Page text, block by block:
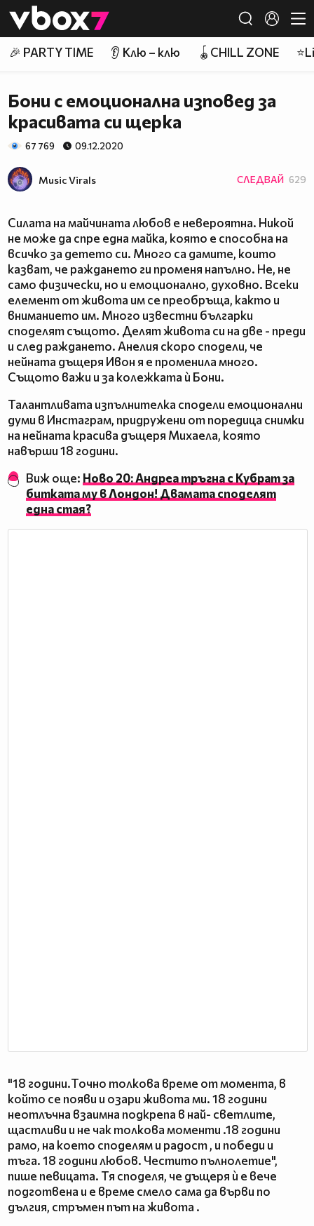
👾
🎉 PARTY TIME 👂 Клю – клю 🪀CHILL ZONE
Бони с емоционална изповед за
красивата си щерка
67 769 09.12.2020
Music Virals СЛЕДВАЙ 629
Силата на майчината любов е невероятна. Никой
не може да спре една майка, която е способна на
всичко за детето си. Много са дамите, които
казват, че раждането ги променя напълно. Не, не
само физически, но и емоционално, духовно. Всеки
елемент от живота им се преобръща, както и
вниманието им. Много известни българки
споделят същото. Делят живота си на две - преди
и след раждането. Анелия скоро сподели, че
нейната дъщеря Ивон я е променила много.
Същото важи и за колежката ѝ Бони.
Талантливата изпълнителка сподели емоционални
думи в Инстаграм, придружени от поредица снимки
на нейната красива дъщеря Михаела, която
навърши 18 години.
Виж още: Ново 20: Андреа тръгна с Кубрат за
битката му в Лондон! Двамата споделят
една стая?
"18 години.Точно толкова време от момента, в
който се появи и озари живота ми. 18 години
неотлъчна взаимна подкрепа в най- светлите,
щастливи и не чак толкова моменти .18 години
рамо, на което споделям и радост , и победи и
тъга. 18 години любов. Честито пълнолетие",
пише певицата. Тя споделя, че дъщеря ѝ е вече
подготвена и е време смело сама да върви по
дългия, стръмен път на живота .